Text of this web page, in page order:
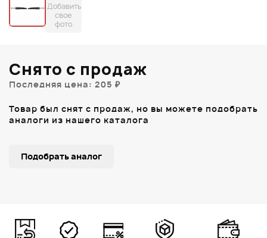
Добавить
свое
фото
Снято с продаж
Последняя цена: 205 ₽
Товар был снят с продаж, но вы можете подобрать
аналоги из нашего каталога
Подобрать аналог